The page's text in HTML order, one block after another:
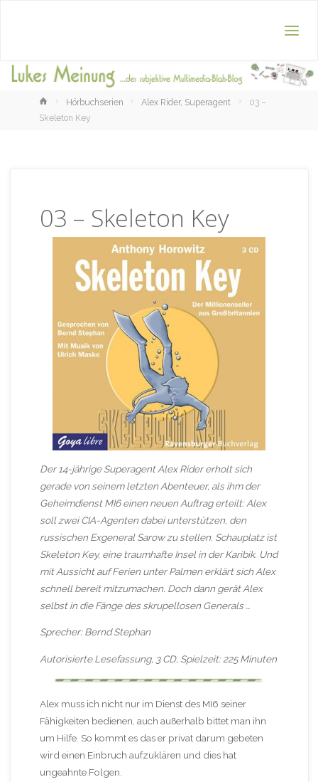
HomeHörbuchserien Alex Rider, Superagent
03 –
Skeleton Key
03 – Skeleton Key
Der 14-jährige Superagent Alex Rider erholt sich
gerade von seinem letzten Abenteuer, als ihm der
Geheimdienst MI6 einen neuen Auftrag erteilt: Alex
soll zwei CIA-Agenten dabei unterstützen, den
russischen Exgeneral Sarow zu stellen. Schauplatz ist
Skeleton Key, eine traumhafte Insel in der Karibik. Und
mit Aussicht auf Ferien unter Palmen erklärt sich Alex
schnell bereit mitzumachen. Doch dann gerät Alex
selbst in die Fänge des skrupellosen Generals …
Sprecher: Bernd Stephan
Autorisierte Lesefassung, 3 CD, Spielzeit: 225 Minuten
Alex muss ich nicht nur im Dienst des MI6 seiner
Fähigkeiten bedienen, auch außerhalb bittet man ihn
um Hilfe. So kommt es das er privat darum gebeten
wird einen Einbruch aufzuklären und dies hat
ungeahnte Folgen.